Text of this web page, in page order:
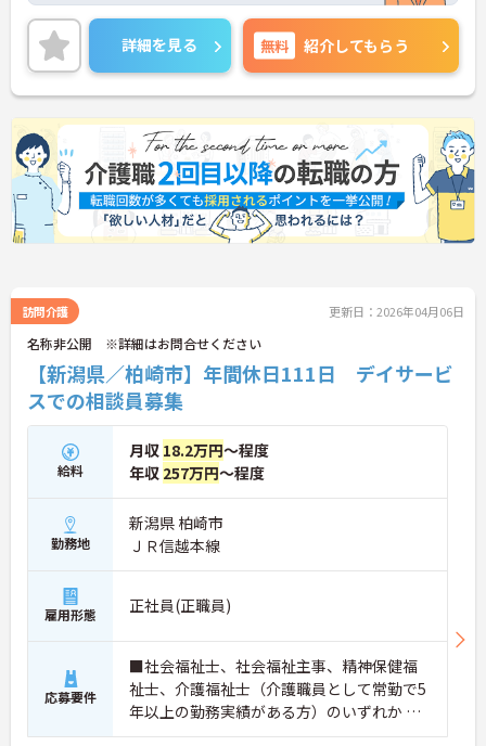
るスタッフのアイデアや要望をダイレクトにトップ
に伝える【アイデアメモ制度】や、
勤続年数等に応じてポイントが貯まり、貯まったポ
イントで好きな商品に交換できるシステム【ソラス
トポイント】などがあります。
ご興味をお持ちの方には、詳細の情報や面接のポイ
ントをお伝えしますのでお気軽にお問い合わせくだ
さい。
詳細を見る 無料 紹介してもらう
訪問介護 更新日：2026年04月06日
名称非公開 ※詳細はお問合せください
【新潟県／柏崎市】年間休日111日 デイサービ
スでの相談員募集
給料
月収 18.2万円～程度
年収 257万円～程度
勤務地
新潟県 柏崎市
ＪＲ信越本線
雇用形態 正社員(正職員)
応募要件
■社会福祉士、社会福祉主事、精神保健福
祉士、介護福祉士（介護職員として常勤で5
年以上の勤務実績がある方）のいずれか ※
普通自動車免許